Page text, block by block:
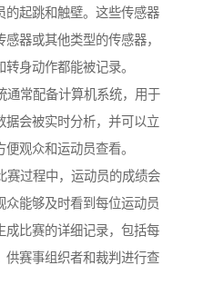
的起跳和触壁。这些传感器
器或其他类型的传感器，
身动作都能被记录。
常配备计算机系统，用于
据会被实时分析，并可以立
观众和运动员查看。
过程中，运动员的成绩会
众能够及时看到每位运动员
成比赛的详细记录，包括每
赛事组织者和裁判进行查